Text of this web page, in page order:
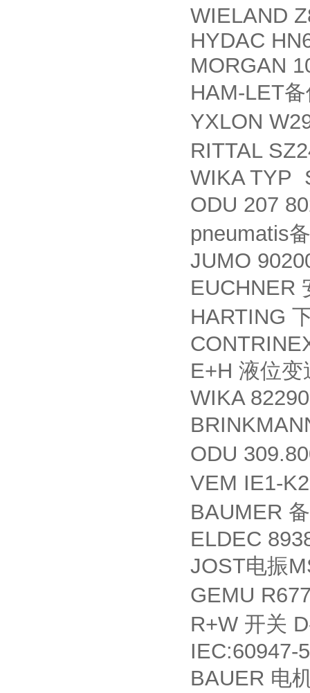
WIELAND
HYDAC
MORGAN
HAM-LET
YXLON
RITTAL
WIKA TYP
ODU 207
pneumatis
JUMO
EUCHNER
HARTING
E+H 液位变
WIKA
ODU
VEM IE1-
BAUMER
ELDEC
JOST电振
GEMU
R+W 开关
IEC:60947-
BAUER 电